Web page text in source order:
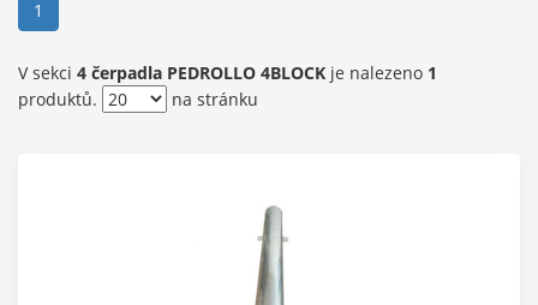
1
V sekci 4 čerpadla PEDROLLO 4BLOCK je nalezeno 1
produktů.
na stránku